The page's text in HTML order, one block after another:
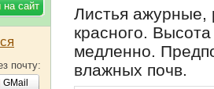
Листья ажурные,
красного.
медленно.
влажных почв.
почту:
GMail